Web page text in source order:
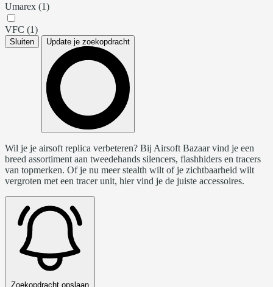
Umarex (1)
VFC (1)
Sluiten Update je zoekopdracht
Wil je je airsoft replica verbeteren? Bij Airsoft Bazaar vind je een
breed assortiment aan tweedehands silencers, flashhiders en tracers
van topmerken. Of je nu meer stealth wilt of je zichtbaarheid wilt
vergroten met een tracer unit, hier vind je de juiste accessoires.
Zoekopdracht opslaan